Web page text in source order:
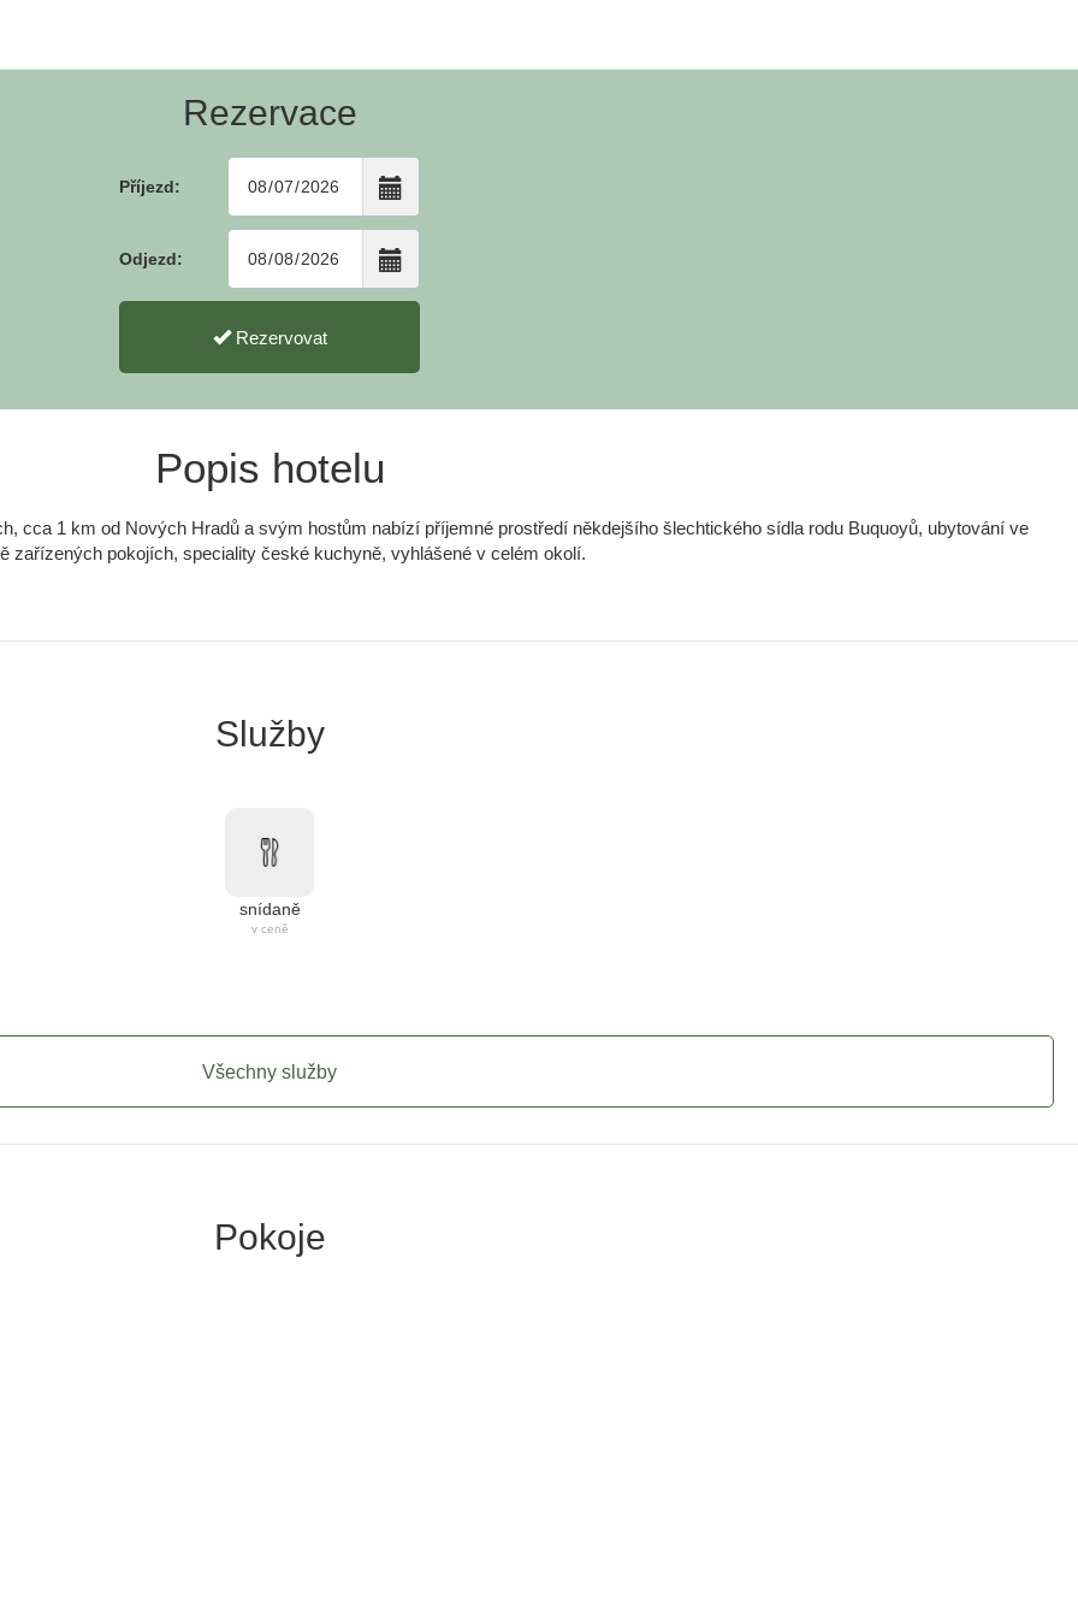
Rezervace
Příjezd:
Odjezd:
Rezervovat
Popis hotelu
cca 1 km od Nových Hradů a svým hostům nabízí příjemné prostředí někdejšího šlechtického sídla rodu Buquoyů, ubytování ve
zařízených pokojích, speciality české kuchyně, vyhlášené v celém okolí.
Služby
snídaně
v ceně
Všechny služby
Pokoje